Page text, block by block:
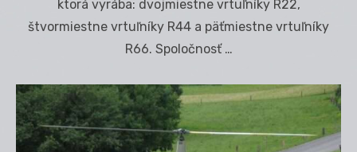
ktorá vyrába: dvojmiestne vrtuľníky R22,
štvormiestne vrtuľníky R44 a päťmiestne vrtuľníky
R66. Spoločnosť …